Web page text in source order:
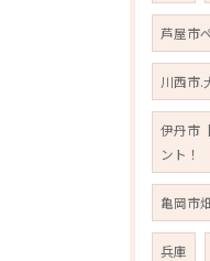
芦屋市
川西市.
伊丹市
ント！
亀岡市
兵庫